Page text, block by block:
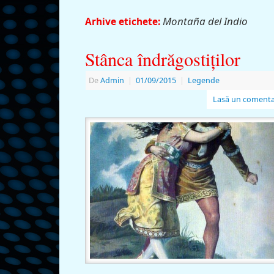
Arhive etichete: Montaña del Indio
Stânca îndrăgostiţilor
DeAdmin | 01/09/2015 | Legende
Lasă un